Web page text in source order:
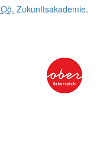
Oö. Zukunftsakademie.